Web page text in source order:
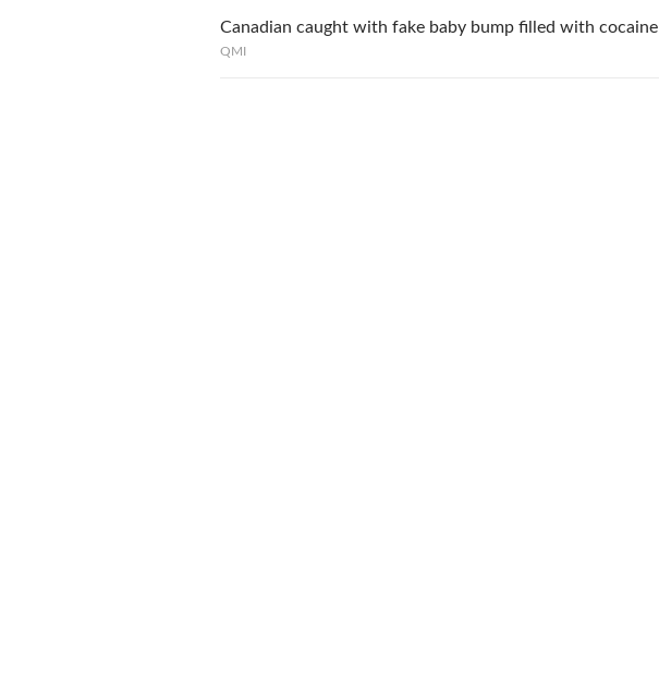
Canadian caught with fake baby bump filled with cocaine
QMI